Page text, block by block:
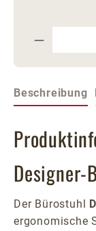
Beschreibung
Designer-
Der Bürostuhl
ergonomische